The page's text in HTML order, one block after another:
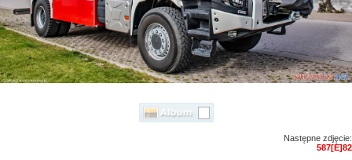
Następne zdjęcie:
587[E]82